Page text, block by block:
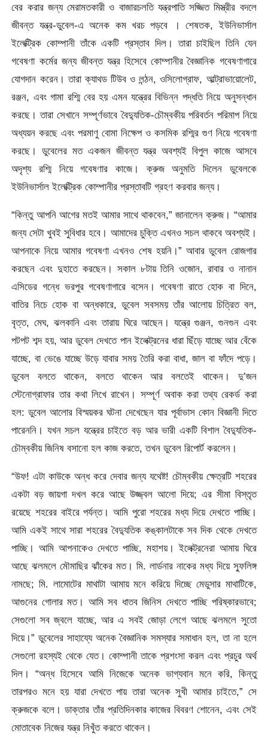
বের করার জন্য মেরামতকারী ও বাজারচলতি যন্ত্রপাতি সজ্জিত মিস্ত্রীর বদলে
জীবন্ত যন্ত্র-ডুবেল-এ অনেক কম খরচ পড়বে । শেষতক, ইউনিভার্সাল
ইলেক্ট্রিক কোম্পানী তাঁকে একটি প্রস্তাব দিল। তারা চাইছিল তিনি যেন
গবেষণা কর্মের জন্য জীবন্ত যন্ত্র হিসেবে কোম্পানীর বৈজ্ঞানিক গবেষণাগারে
যোগদান করেন। তারা ক্যাথড টিউব ও লন্ঠন, ওসিলোগ্রাফ, আল্ট্রাভায়োলেট,
রঞ্জন, এবং গামা রশ্মি বের হয় এমন যন্ত্রের বিভিন্ন পদ্ধতি নিয়ে অনুসন্ধান
করছে। তারা সেখানে সম্পূর্ণভাবে বৈদ্যুতিক-চৌম্বকীয় পরিবর্তন পরিমাপ নিয়ে
অধ্যয়ন করছে এবং পরমাণু বোমা নিক্ষেপ ও কসমিক রশ্মির গুণ নিয়ে গবেষণা
করছে। ডুবেলের মত একজন জীবন্ত যন্ত্র অবশ্যই বিপুল কাজে আসবে
অদৃশ্য রশ্মি নিয়ে গবেষণার কাজে। ক্রুজ অনুমতি দিলেন ডুবেলকে
ইউনিভার্সাল ইলেক্ট্রিক কোম্পানীর প্রস্তাবটি গ্রহণ করবার জন্য।
“কিন্তু আপনি আগের মতই আমার সাথে থাকবেন,” জানালেন ক্রুজ। “আমার
জন্য সেটা খুবই সুবিধার হবে। আমাদের চুক্তি এখনও সচল থাকবে অবশ্যই।
আপনাকে নিয়ে আমার গবেষণা এখনও শেষ হয়নি।” আবার ডুবেল রোজগার
করছেন এবং দুহাতে করছেন। সকাল ৮টায় তিনি ওজোন, রাবার ও নানান
এসিডের গন্ধে ভরপুর গবেষণাগারে বসেন। গবেষণা রাতে হোক বা দিনে,
বাতির নিচে হোক বা অন্ধকারে, ডুবেল সবসময় তাঁর আলোয় চিত্রিত বল,
বৃত্ত, মেঘ, ঝলকানি এবং তারায় ঘিরে আছেন। যন্ত্রে গুঞ্জন, গুনগুন এবং
পটপট শব্দ হয়, আর ডুবেল দেখতে পান ইলেক্ট্রনের ধারা ছিঁড়ে যাচ্ছে আর বেঁকে
যাচ্ছে, বা ভেঙে যাচ্ছে উড়ে যাবার সময় তৈরি করা বাধা, জাল বা ফাঁদে পড়ে।
ডুবেল বলতে থাকেন, বলতে থাকেন আর বলতেই থাকেন। দু’জন
স্টেনোগ্রাফার তার কথা লিখে রাখেন। সম্পূর্ণ অবাক করা তথ্য রেকর্ড করা
হল: ডুবেল আলোর বিস্ময়কর ঘটনা দেখেছেন যার পূর্বাভাস কোন বিজ্ঞানী দিতে
পারেননি। যখন সচল যন্ত্রের চাইতে বড় আর ভারী একটি বিশাল বৈদ্যুতিক-
চৌম্বকীয় জিনিষ বসানো হল কাজ করতে, তখন ডুবেল রিপোর্ট করলেন।
“উফ! এটা কাউকে অন্ধ করে দেবার জন্য যথেষ্ট! চৌম্বকীয় ক্ষেত্রটি শহরের
একটা বড় জায়গা দখল করে আছে উজ্জ্বল আলো দিয়ে; এর সীমা বিস্তৃত
রয়েছে শহরের বাইরে পর্যন্ত। আমি পুরো শহরের মধ্য দিয়ে দেখতে পাচ্ছি।
আমি একই সাথে সারা শহরের বৈদ্যুতিক কঙ্কালটাকে সব দিক থেকে দেখতে
পাচ্ছি। আমি আপনাকেও দেখতে পাচ্ছি, মহাশয়। ইলেক্ট্রনেরা আমায় ঘিরে
আছে ঝলমলে মৌমাছির ঝাঁকের মত। মি. লার্ডনার নাকের মধ্য দিয়ে স্ফুলিঙ্গ
নামছে; মি. লামোটের মাথাটা আমায় মনে করিয়ে দিচ্ছে মেডুসার মাথাটিকে,
আগুনের গোলার মত। আমি সব ধাতব জিনিস দেখতে পাচ্ছি পরিষ্কারভাবে;
সেগুলো সব জ্বলে যাচ্ছে, আর এ সবই জোড়া লেগে আছে ঝলমলে সুতো
দিয়ে।” ডুবেলের সাহায্যে অনেক বৈজ্ঞানিক সমস্যার সমাধান হল, তা না হলে
সেগুলো রহস্যই থেকে যেত। কোম্পানী তাকে প্রশংসা করল এবং প্রচুর অর্থ
দিল। “অন্ধ হিসেবে আমি নিজেকে অনেক ভাগ্যবান মনে করি, কিন্তু
তারপরও মনে হয় যারা দেখতে পায় তারা অনেক সুখী আমার চাইতে,” সে
ক্রুজকে বলে। ডাক্তার তাঁর প্রতিদিনকার কাজের বিবরণ শোনেন, এবং সেই
মোতাবেক নিজের যন্ত্র নিখুঁত করতে থাকেন।